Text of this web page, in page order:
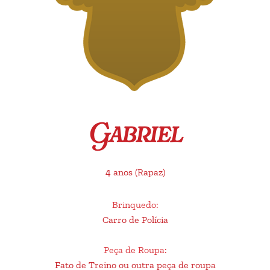
Gabriel
4 anos (Rapaz)
Brinquedo:
Carro de Polícia
Peça de Roupa:
Fato de Treino ou outra peça de roupa